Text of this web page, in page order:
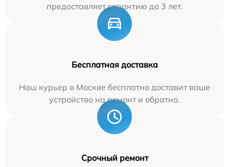
предоставляет гарантию до 3 лет.
Бесплатная доставка
Наш курьер в Москве бесплатно доставит ваше
устройство на ремонт и обратно.
Срочный ремонт